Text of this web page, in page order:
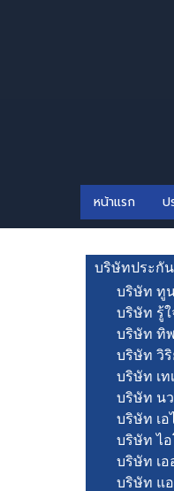
หน้าแรก ป
บริษัทประกัน
บริษัท ทู
บริษัท รู้
บริษัท ทิ
บริษัท วิ
บริษัท เท
บริษัท น
บริษัท เอ
บริษัท ไ
บริษัท เ
บริษัท แ